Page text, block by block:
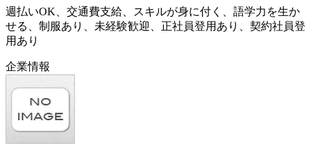
週払いOK、交通費支給、スキルが身に付く、語学力を生か
せる、制服あり、未経験歓迎、正社員登用あり、契約社員登
用あり
企業情報